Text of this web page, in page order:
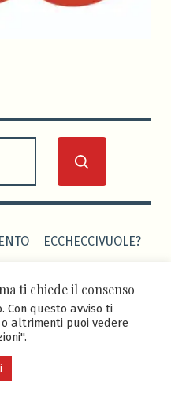
ECCHECCIVUOLE?
ti chiede il consenso
Con questo avviso ti
altrimenti puoi vedere